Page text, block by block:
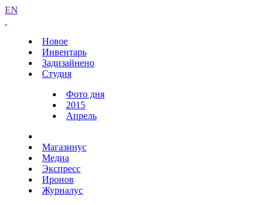
EN
Новое
Инвентарь
Задизайнено
Студия
Фото дня
2015
Апрель
Магазинус
Медиа
Экспресс
Иронов
Журналус